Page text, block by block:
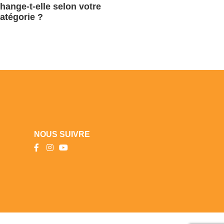
t-elle selon votre
?
NOUS SUIVRE